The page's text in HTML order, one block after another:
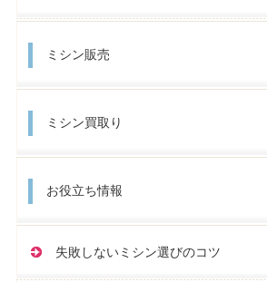
ミシン販売
ミシン買取り
お役立ち情報
失敗しないミシン選びのコツ